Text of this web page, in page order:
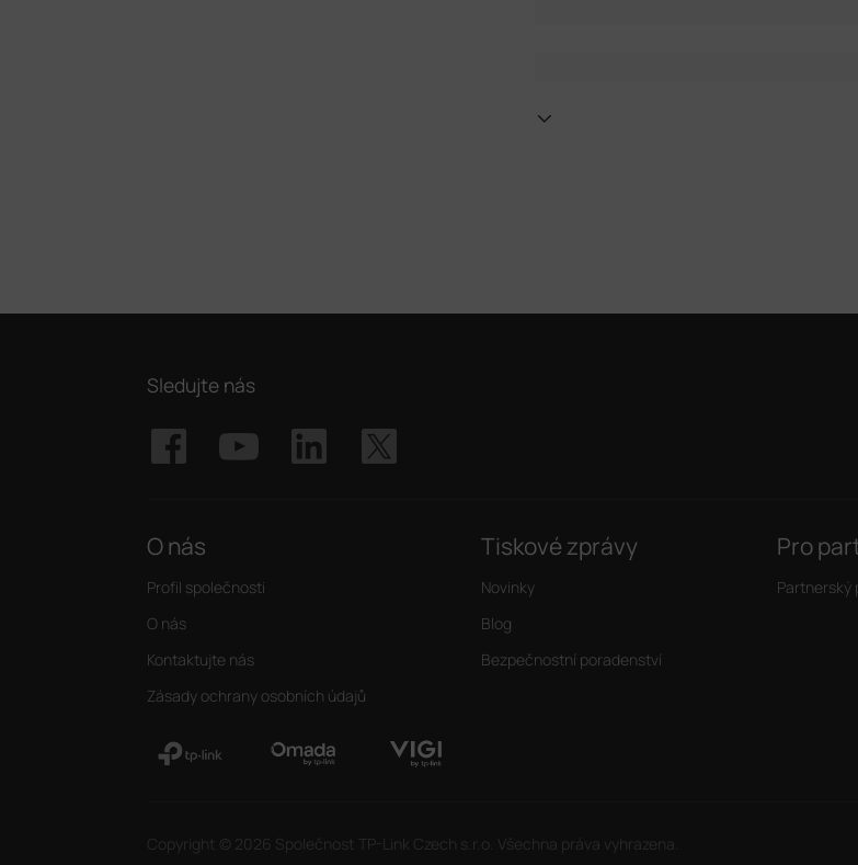
Sledujte nás
O nás
Profil společnosti
O nás
Kontaktujte nás
Zásady ochrany osobních údajů
Tiskové zprávy
Novinky
Blog
Bezpečnostní poradenství
Pro
Partnerský
Copyright © 2026 Společnost TP-Link Czech s.r.o. Všechna práva vyhrazena.